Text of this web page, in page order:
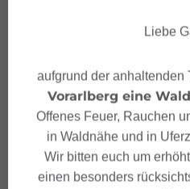
Mountainbike
Liebe
aufgrund der anhaltenden
Vorarlberg eine
Offenes Feuer, Rauchen
in Waldnähe und in
Wir bitten euch um
einen besonders